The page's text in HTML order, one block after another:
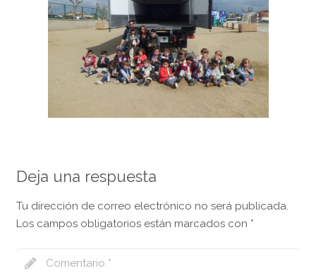
Deja una respuesta
Tu dirección de correo electrónico no será publicada.
Los campos obligatorios están marcados con *